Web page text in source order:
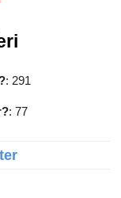
: 291
: 77